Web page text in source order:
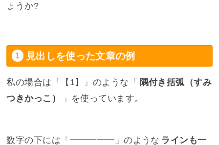
ょうか?
見出しを使った文章の例
私の場合は「【1】」のような「
隅付き括弧（すみ
つきかっこ）
」を使っています。
数字の下には「━━━━━」のような ラインも一